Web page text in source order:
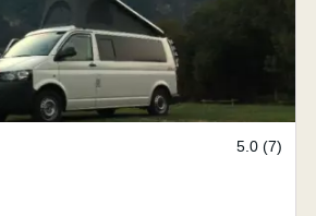
5.0 (7)